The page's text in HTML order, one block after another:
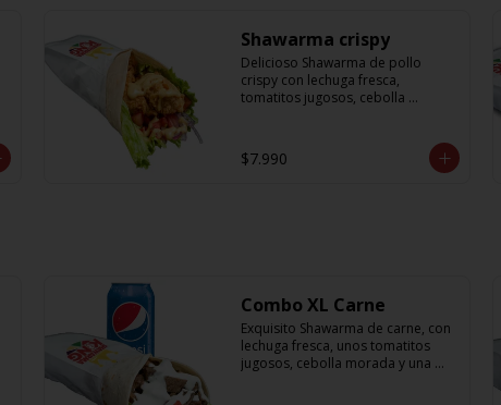
Shawarma crispy
Delicioso Shawarma de pollo
crispy con lechuga fresca,
tomatitos jugosos, cebolla
$7.990
Combo XL Carne
Exquisito Shawarma de carne, con
lechuga fresca, unos tomatitos
jugosos, cebolla morada y una